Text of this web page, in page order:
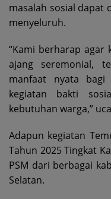
masalah sosial dapat
menyeluruh.
“Kami berharap agar
ajang seremonial,
manfaat nyata bagi
kegiatan bakti
kebutuhan warga,”
Adapun kegiatan
Tahun 2025 Tingkat
PSM dari berbagai
Selatan.